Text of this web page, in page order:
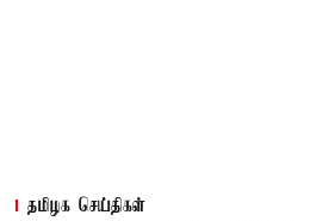
தமிழக செய்திகள்